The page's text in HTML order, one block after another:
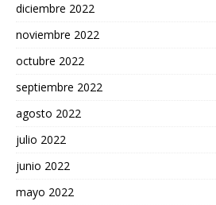
diciembre 2022
noviembre 2022
octubre 2022
septiembre 2022
agosto 2022
julio 2022
junio 2022
mayo 2022